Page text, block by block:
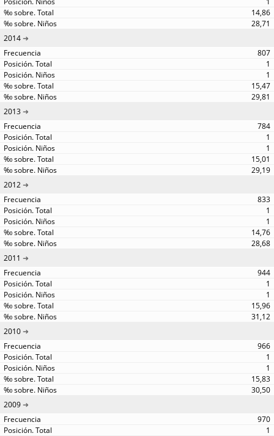
14,86
28,71
2014
807
1
1
15,47
29,81
2013
784
1
1
15,01
29,19
2012
833
1
1
14,76
28,68
2011
944
1
1
15,96
31,12
2010
966
1
1
15,83
30,50
2009
970
1